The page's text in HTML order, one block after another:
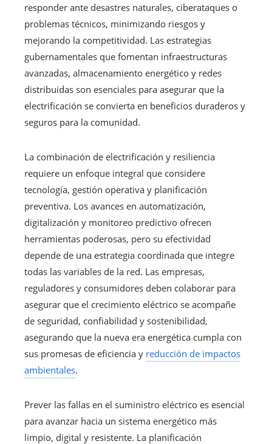
responder ante desastres naturales, ciberataques o
problemas técnicos, minimizando riesgos y
mejorando la competitividad. Las estrategias
gubernamentales que fomentan infraestructuras
avanzadas, almacenamiento energético y redes
distribuidas son esenciales para asegurar que la
electrificación se convierta en beneficios duraderos y
seguros para la comunidad.
La combinación de electrificación y resiliencia
requiere un enfoque integral que considere
tecnología, gestión operativa y planificación
preventiva. Los avances en automatización,
digitalización y monitoreo predictivo ofrecen
herramientas poderosas, pero su efectividad
depende de una estrategia coordinada que integre
todas las variables de la red. Las empresas,
reguladores y consumidores deben colaborar para
asegurar que el crecimiento eléctrico se acompañe
de seguridad, confiabilidad y sostenibilidad,
asegurando que la nueva era energética cumpla con
sus promesas de eficiencia y reducción de impactos
ambientales.
Prever las fallas en el suministro eléctrico es esencial
para avanzar hacia un sistema energético más
limpio, digital y resistente. La planificación